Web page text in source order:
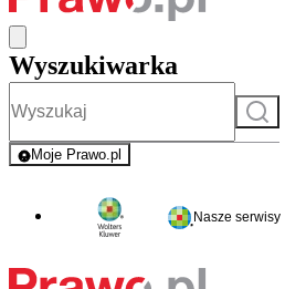
Wyszukiwarka
Szukaj
Moje Prawo.pl
- rejestracja i logowanie do serwisu
Nasze serwisy